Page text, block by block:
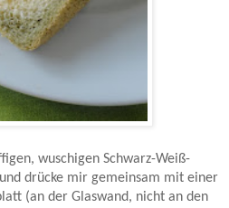
wuschigen Schwarz-Weiß-
drücke mir gemeinsam mit einer
(an der Glaswand, nicht an den